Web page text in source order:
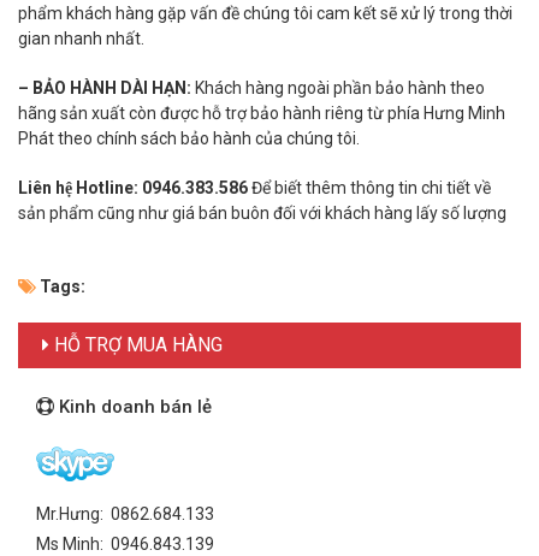
phẩm khách hàng gặp vấn đề chúng tôi cam kết sẽ xử lý trong thời
gian nhanh nhất.
– BẢO HÀNH DÀI HẠN: Khách hàng ngoài phần bảo hành theo
hãng sản xuất còn được hỗ trợ bảo hành riêng từ phía Hưng Minh
Phát theo chính sách bảo hành của chúng tôi.
Liên hệ Hotline: 0946.383.586Để biết thêm thông tin chi tiết về
sản phẩm cũng như giá bán buôn đối với khách hàng lấy số lượng
Tags:
HỖ TRỢ MUA HÀNG
Kinh doanh bán lẻ
Mr.Hưng: 0862.684.133
Ms Minh: 0946.843.139